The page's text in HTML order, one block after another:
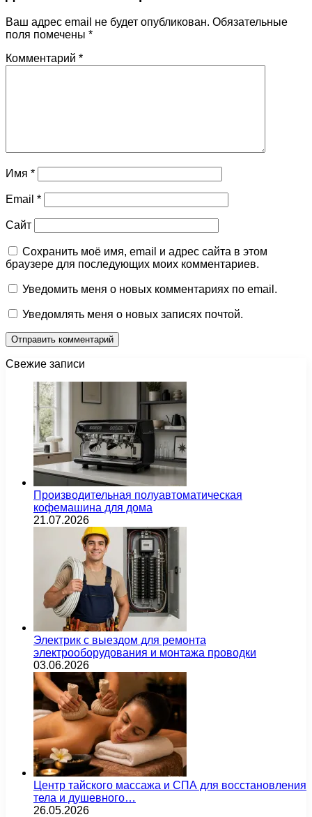
Ваш адрес email не будет опубликован. Обязательные
поля помечены *
Комментарий *
Имя *
Email *
Сайт
Сохранить моё имя, email и адрес сайта в этом
браузере для последующих моих комментариев.
Уведомить меня о новых комментариях по email.
Уведомлять меня о новых записях почтой.
Свежие записи
Производительная полуавтоматическая
кофемашина для дома
21.07.2026
Электрик с выездом для ремонта
электрооборудования и монтажа проводки
03.06.2026
Центр тайского массажа и СПА для восстановления
тела и душевного…
26.05.2026